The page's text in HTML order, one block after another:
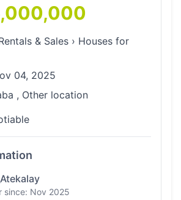
& Sales › Houses for
04, 2025
, Other location
since: Nov 2025